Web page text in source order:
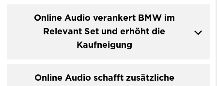
Online Audio verankert BMW im
Relevant Set und erhöht die
Kaufneigung
Online Audio schafft zusätzliche